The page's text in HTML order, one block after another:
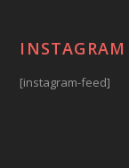
INSTAGRAM
[instagram-feed]